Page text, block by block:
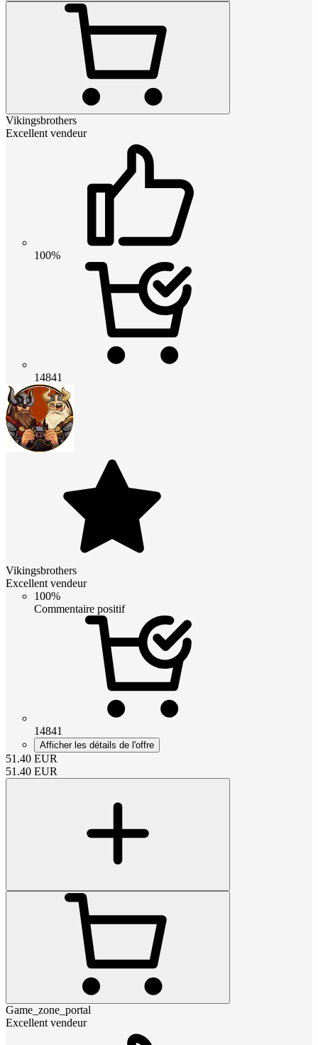
Vikingsbrothers
Excellent vendeur
100%
14841
Vikingsbrothers
Excellent vendeur
100%
Commentaire positif
14841
Afficher les détails de l'offre
51.40 EUR
51.40 EUR
Game_zone_portal
Excellent vendeur